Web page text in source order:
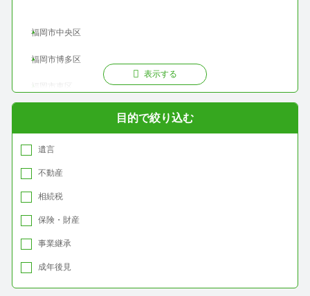
表示する
福岡市中央区
福岡市博多区
福岡市南区
福岡市西区
北九州市門司区
北九州市小倉北区
北九州市小倉南区
目的で絞り込む
遺言
不動産
相続税
保険・財産
事業継承
成年後見